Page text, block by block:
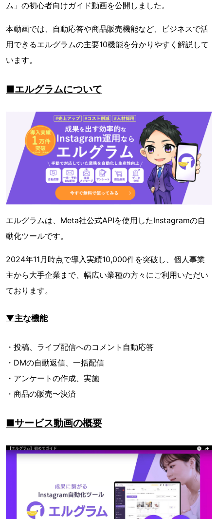
ム」の初心者向けガイド動画を公開しました。
本動画では、自動応答や商品販売機能など、ビジネスで活
用できるエルグラムの主要10機能を分かりやすく解説して
います。
■エルグラムについて
エルグラムは、Meta社公式APIを使用したInstagramの自
動化ツールです。
2024年11月時点で導入実績10,000件を突破し、個人事業
主から大手企業まで、幅広い業種の方々にご利用いただい
ております。
▼主な機能
・投稿、ライブ配信へのコメント自動応答
・DMの自動返信、一括配信
・アンケートの作成、実施
・商品の販売〜決済
■サービス動画の概要